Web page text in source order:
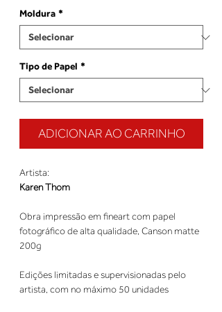
Moldura *
Tipo de Papel *
ADICIONAR AO CARRINHO
Artista:
Karen Thom
Obra impressão em fineart com papel
fotográfico de alta qualidade, Canson matte
200g
Edições limitadas e supervisionadas pelo
artista, com no máximo 50 unidades